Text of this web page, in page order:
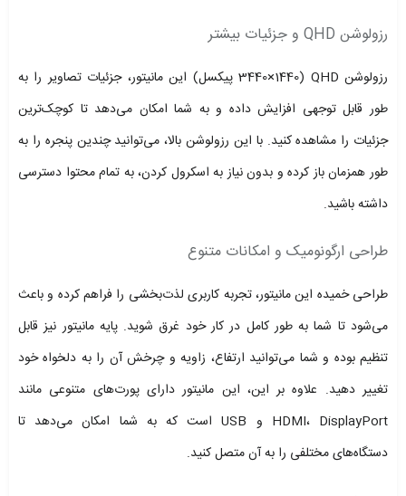
رزولوشن QHD و جزئیات بیشتر
رزولوشن QHD (3440×1440 پیکسل) این مانیتور، جزئیات تصاویر را به
طور قابل توجهی افزایش داده و به شما امکان می‌دهد تا کوچک‌ترین
جزئیات را مشاهده کنید. با این رزولوشن بالا، می‌توانید چندین پنجره را به
طور همزمان باز کرده و بدون نیاز به اسکرول کردن، به تمام محتوا دسترسی
داشته باشید.
طراحی ارگونومیک و امکانات متنوع
طراحی خمیده این مانیتور، تجربه کاربری لذت‌بخشی را فراهم کرده و باعث
می‌شود تا شما به طور کامل در کار خود غرق شوید. پایه مانیتور نیز قابل
تنظیم بوده و شما می‌توانید ارتفاع، زاویه و چرخش آن را به دلخواه خود
تغییر دهید. علاوه بر این، این مانیتور دارای پورت‌های متنوعی مانند
HDMI، DisplayPort و USB است که به شما امکان می‌دهد تا
دستگاه‌های مختلفی را به آن متصل کنید.